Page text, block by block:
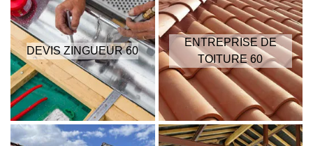
DEVIS ZINGUEUR 60
ENTREPRISE DE
TOITURE 60